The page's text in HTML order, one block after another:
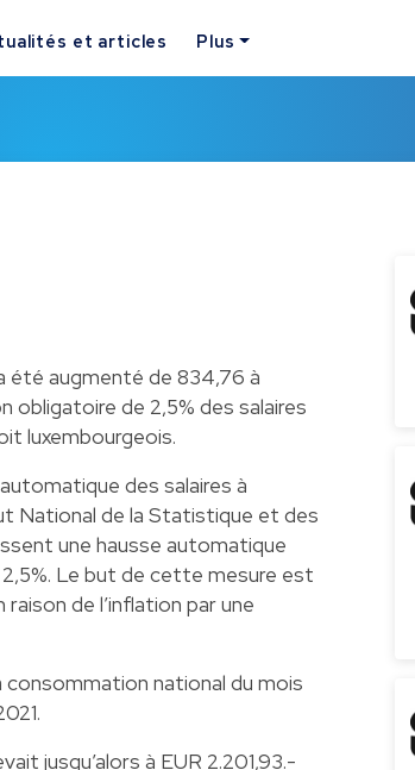
et articles Plus
été augmenté de 834,76 à
obligatoire de 2,5% des salaires
luxembourgeois.
des salaires à
National de la Statistique et des
une hausse automatique
Le but de cette mesure est
de l’inflation par une
national du mois
jusqu’alors à EUR 2.201,93.-